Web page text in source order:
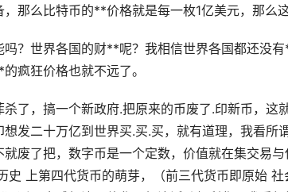
，那么比特币的**价格就是每一枚1亿美元，那么
吗？世界各国的财**呢？我相信世界各国都还没
疯狂价格也就不远了。
杀了，搞一个新政府.把原来的币废了.印新币，这
想发二十万亿到世界买.买.买，就有道理，我看所
就废了把，数字币是一个定数，价值就在集交易
史 上第四代货币的萌芽，（前三代货币即原始